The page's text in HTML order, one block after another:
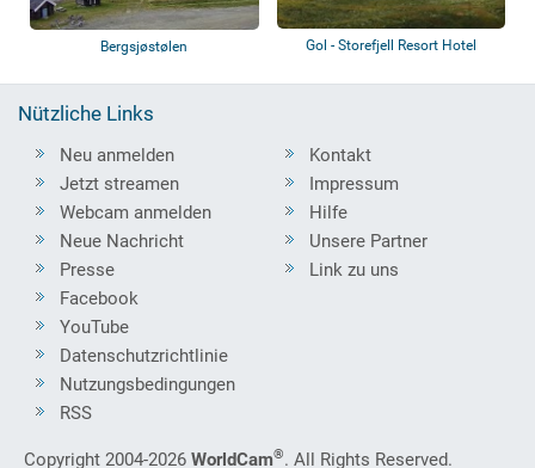
Bergsjøstølen Gol - Storefjell Resort Hotel
Nützliche Links
Neu anmelden
Jetzt streamen
Webcam anmelden
Neue Nachricht
Presse
Kontakt
Impressum
Hilfe
Unsere Partner
Link zu uns
Facebook
YouTube
Datenschutzrichtlinie
Nutzungsbedingungen
RSS
Copyright 2004-2026 WorldCam®. All Rights Reserved.